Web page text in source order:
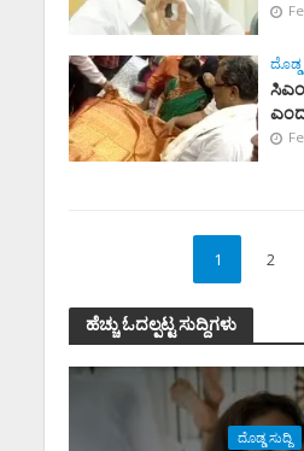
ದೊಡ್ಡ
1 2
ಹೆಚ್ಚು ಓದಲ್ಪಟ್ಟ ಸುದ್ದಿಗಳು
ದೊಡ್ಡ ಸುದ್ದಿ